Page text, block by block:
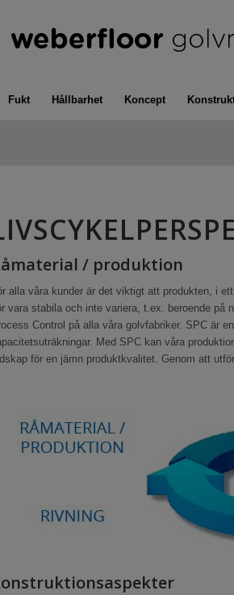
Fukt Hållbarhet Koncept
/ produktion
alla våra kunder är det viktigt att produkten, i
vara stabila och inte variera, t.ex. beroende
Control på alla våra golvfabriker. SPC är
Med SPC kan våra
för en jämn produktkvalitet. Genom att